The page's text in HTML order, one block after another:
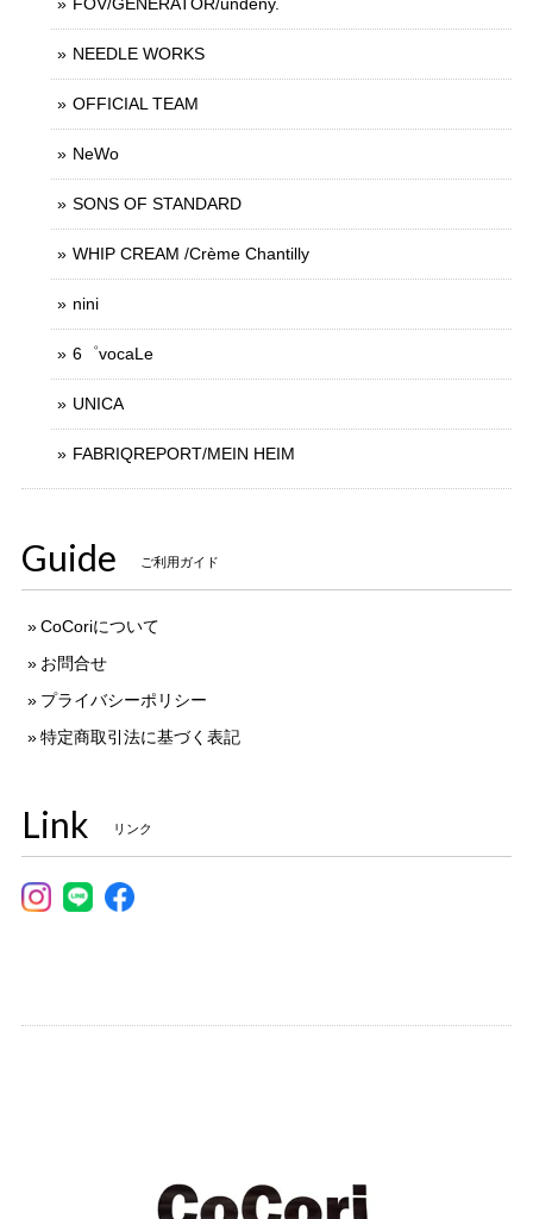
NEEDLE WORKS
OFFICIAL TEAM
NeWo
SONS OF STANDARD
WHIP CREAM /Crème Chantilly
nini
6゜vocaLe
UNICA
FABRIQREPORT/MEIN HEIM
Guide ご利用ガイド
CoCoriについて
お問合せ
プライバシーポリシー
特定商取引法に基づく表記
Link リンク